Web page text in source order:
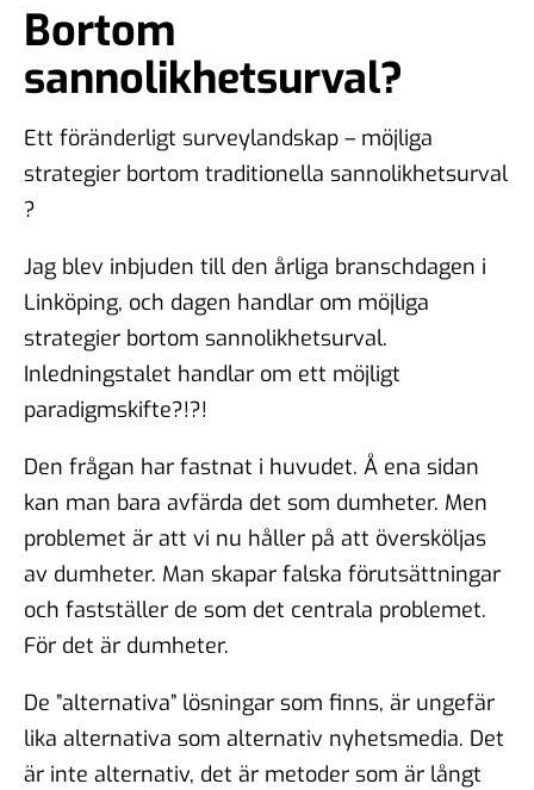
Bortom
sannolikhetsurval?
Ett föränderligt surveylandskap – möjliga
strategier bortom traditionella sannolikhetsurval
?
Jag blev inbjuden till den årliga branschdagen i
Linköping, och dagen handlar om möjliga
strategier bortom sannolikhetsurval.
Inledningstalet handlar om ett möjligt
paradigmskifte?!?!
Den frågan har fastnat i huvudet. Å ena sidan
kan man bara avfärda det som dumheter. Men
problemet är att vi nu håller på att översköljas
av dumheter. Man skapar falska förutsättningar
och fastställer de som det centrala problemet.
För det är dumheter.
De ”alternativa” lösningar som finns, är ungefär
lika alternativa som alternativ nyhetsmedia. Det
är inte alternativ, det är metoder som är långt